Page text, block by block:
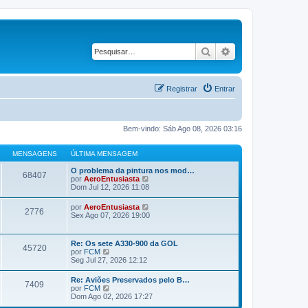
Pesquisar
Entrar
Registrar
Bem-vindo: Sáb Ago 08, 2026 03:16
MENSAGENS ÚLTIMA MENSAGEM
68407
O problema da pintura nos mod…
por AeroEntusiasta
t
m
a
n
s
a
g
e
Dom Jul 12, 2026 11:08
2776 por AeroEntusiasta
e
t
a
m
n
s
Sex Ago 07, 2026 19:00
45720
Re: Os sete A330-900 da GOL
por FCM
e
ú
t
i
Seg Jul 27, 2026 12:12
7409
Re: Aviões Preservados pelo B…
por FCM
e
Dom Ago 02, 2026 17:27